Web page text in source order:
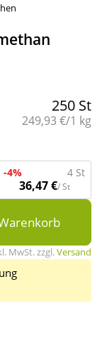
250 St
Grundpreis:
249,93 €/1 kg
-4% 4 St
36,47 €/ St
MwSt. zzgl.Versand